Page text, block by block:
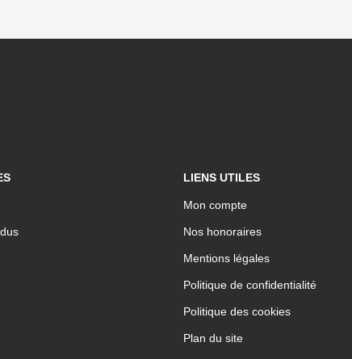
LIENS UTILES
Mon compte
Nos honoraires
Mentions légales
Politique de confidentialité
Politique des cookies
Plan du site